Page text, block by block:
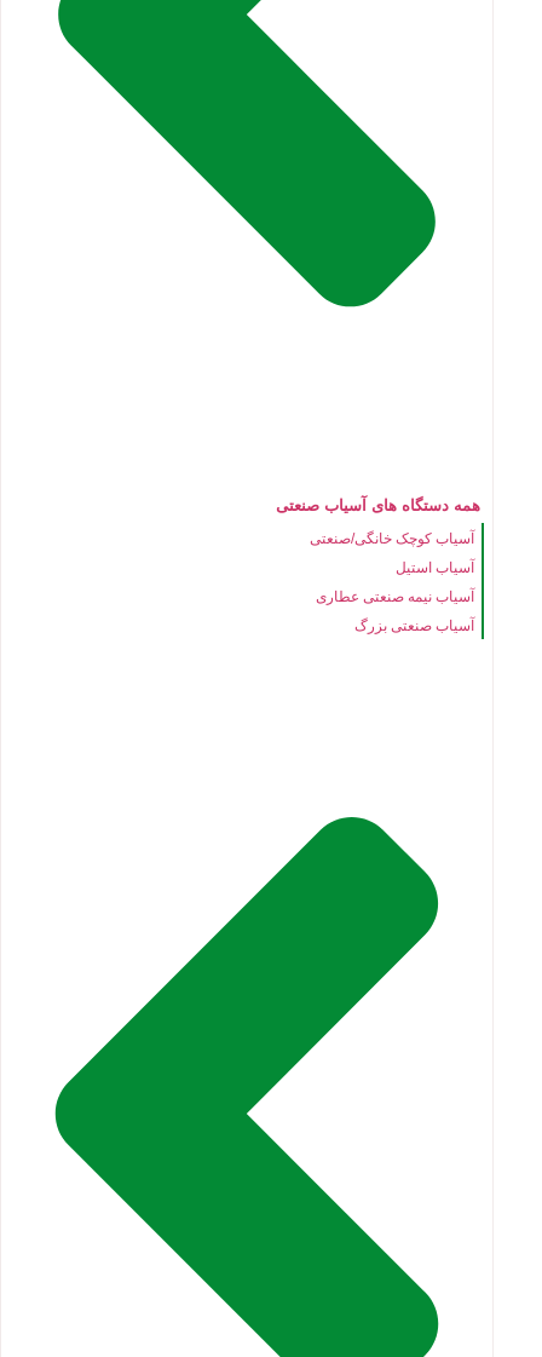
همه دستگاه های آسیاب صنعتی
آسیاب کوچک خانگی/صنعتی
آسیاب استیل
آسیاب نیمه صنعتی عطاری
آسیاب صنعتی بزرگ